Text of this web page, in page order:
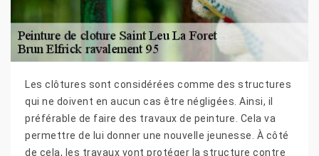
Les clôtures sont considérées comme des structures
qui ne doivent en aucun cas être négligées. Ainsi, il
préférable de faire des travaux de peinture. Cela va
permettre de lui donner une nouvelle jeunesse. À côté
de cela, les travaux vont protéger la structure contre